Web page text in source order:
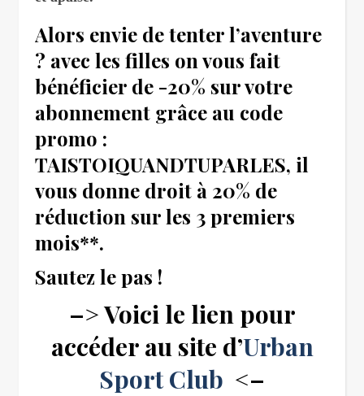
Alors envie de tenter l’aventure
? avec les filles on vous fait
bénéficier de -20% sur votre
abonnement grâce au code
promo :
TAISTOIQUANDTUPARLES, il
vous donne droit à 20% de
réduction sur les 3 premiers
mois**.
Sautez le pas !
–> Voici le lien pour
accéder au site d’Urban
Sport Club <–